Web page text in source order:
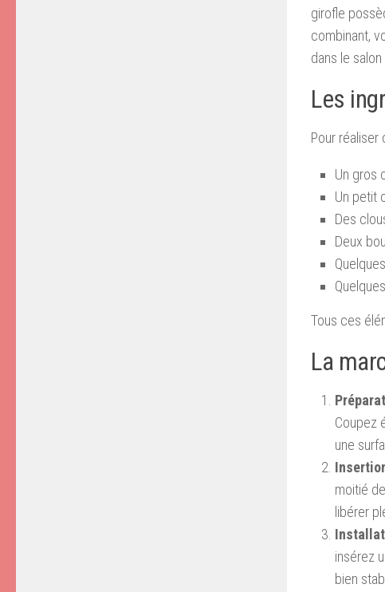
girofle
combinant,
dans le
Les
Pour réaliser
Un gros
Un petit
Des
Deux
Tous ces
La
Coupez
une
moitié
libérer
insérez
bien